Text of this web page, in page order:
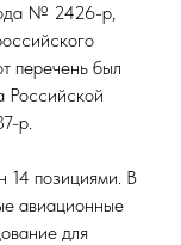
№ 2426-р,
перечень был
Российской
р.
14 позициями. В
авиационные
для